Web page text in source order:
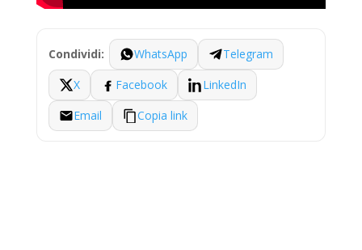
Condividi: WhatsApp
Telegram
X
Facebook
LinkedIn
Email
Copia link